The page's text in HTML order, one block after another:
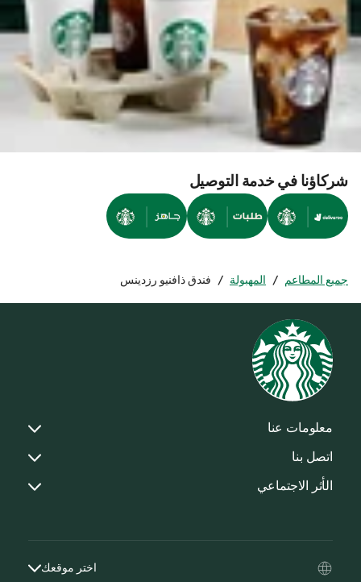
شركاؤنا في خدمة التوصيل
جميع المطاعم / المهبولة / فندق ذافنيو رزدينس
معلومات عنا
اتصل بنا
الأثر الاجتماعي
اختر موقعك